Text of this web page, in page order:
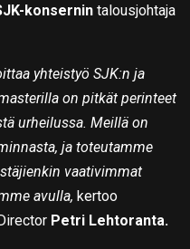
konsernin talousjohtaja
yhteistyö SJK:n ja
on pitkät perinteet
urheilussa. Meillä on
ja toteutamme
vaativimmat
avulla, kertoo
Petri Lehtoranta.